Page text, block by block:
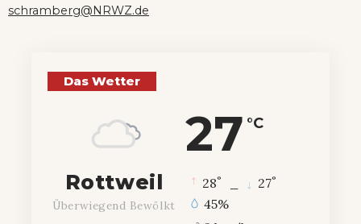
schramberg@NRWZ.de
Das Wetter
27 °C
Rottweil
Überwiegend Bewölkt
28° 27°
45%